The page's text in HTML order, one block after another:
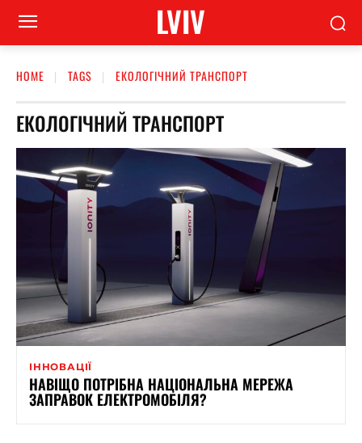
LVIV
HOME TAGS ЕКОЛОГІЧНИЙ ТРАНСПОРТ
ЕКОЛОГІЧНИЙ ТРАНСПОРТ
ІННОВАЦІЇ
НАВІЩО ПОТРІБНА НАЦІОНАЛЬНА МЕРЕЖА
ЗАПРАВОК ЕЛЕКТРОМОБІЛЯ?